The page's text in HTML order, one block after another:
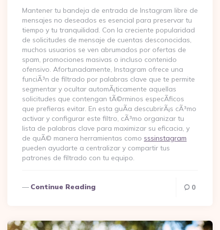
Mantener tu bandeja de entrada de Instagram libre de
mensajes no deseados es esencial para preservar tu
tiempo y tu tranquilidad. Con la creciente popularidad
de solicitudes de mensaje de cuentas desconocidas,
muchos usuarios se ven abrumados por ofertas de
spam, promociones masivas o incluso contenido
ofensivo. Afortunadamente, Instagram ofrece una
funciÃ³n de filtrado por palabras clave que te permite
segmentar y ocultar automÃ¡ticamente aquellas
solicitudes que contengan tÃ©rminos especÃ­ficos
que prefieras evitar. En esta guÃ­a descubrirÃ¡s cÃ³mo
activar y configurar este filtro, cÃ³mo organizar tu
lista de palabras clave para maximizar su eficacia, y
de quÃ© manera herramientas como sssinstagram
pueden ayudarte a centralizar y compartir tus
patrones de filtrado con tu equipo.
Continue Reading 0